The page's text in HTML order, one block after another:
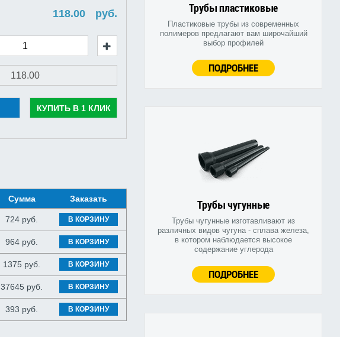
Трубы пластиковые
Пластиковые трубы из современных
полимеров предлагают вам широчайший
выбор профилей
ПОДРОБНЕЕ
Трубы чугунные
Трубы чугунные изготавливают из
различных видов чугуна - сплава железа,
в котором наблюдается высокое
содержание углерода
ПОДРОБНЕЕ
руб.
КУПИТЬ В 1 КЛИК
Сумма Заказать
724 руб. В КОРЗИНУ
964 руб. В КОРЗИНУ
1375 руб. В КОРЗИНУ
37645 руб. В КОРЗИНУ
393 руб. В КОРЗИНУ